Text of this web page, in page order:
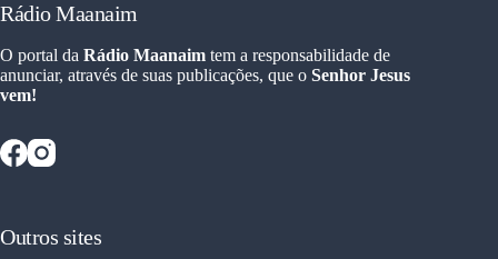
Rádio Maanaim
O portal da Rádio Maanaim tem a responsabilidade de
anunciar, através de suas publicações, que o Senhor Jesus
vem!
Outros sites